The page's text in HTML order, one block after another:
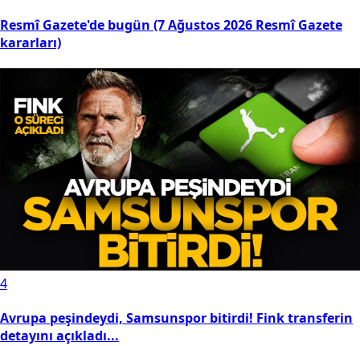
Resmî Gazete'de bugün (7 Ağustos 2026 Resmî Gazete
kararları)
4
Avrupa peşindeydi, Samsunspor bitirdi! Fink transferin
detayını açıkladı...